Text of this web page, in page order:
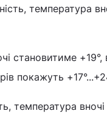
температура
становитиме +19°,
покажуть
температура